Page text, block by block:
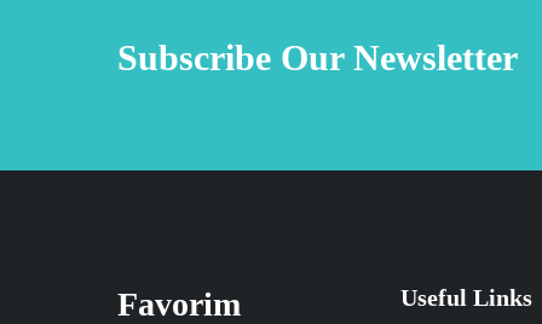
seçilebilir
Subscribe Our Newsletter
Favorim Useful Links